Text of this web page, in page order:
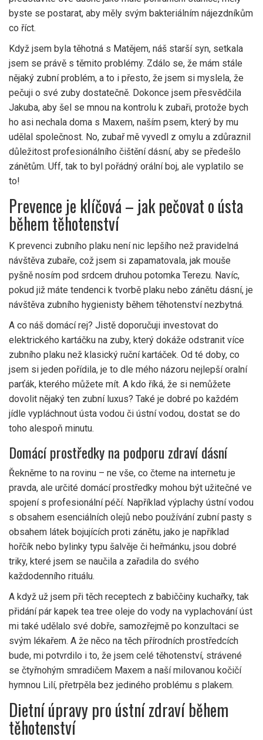
byste se postarat, aby měly svým bakteriálním nájezdníkům
co říct.
Když jsem byla těhotná s Matějem, náš starší syn, setkala
jsem se právě s těmito problémy. Zdálo se, že mám stále
nějaký zubní problém, a to i přesto, že jsem si myslela, že
pečuji o své zuby dostatečně. Dokonce jsem přesvědčila
Jakuba, aby šel se mnou na kontrolu k zubaři, protože bych
ho asi nechala doma s Maxem, naším psem, který by mu
udělal společnost. No, zubař mě vyvedl z omylu a zdůraznil
důležitost profesionálního čištění dásní, aby se předešlo
zánětům. Uff, tak to byl pořádný orální boj, ale vyplatilo se
to!
Prevence je klíčová – jak pečovat o ústa
během těhotenství
K prevenci zubního plaku není nic lepšího než pravidelná
návštěva zubaře, což jsem si zapamatovala, jak mouše
pyšně nosím pod srdcem druhou potomka Terezu. Navíc,
pokud již máte tendenci k tvorbě plaku nebo zánětu dásní, je
návštěva zubního hygienisty během těhotenství nezbytná.
A co náš domácí rej? Jistě doporučuji investovat do
elektrického kartáčku na zuby, který dokáže odstranit více
zubního plaku než klasický ruční kartáček. Od té doby, co
jsem si jeden pořídila, je to dle mého názoru nejlepší oralní
parťák, kterého můžete mít. A kdo říká, že si nemůžete
dovolit nějaký ten zubní luxus? Také je dobré po každém
jídle vypláchnout ústa vodou či ústní vodou, dostat se do
toho alespoň minutu.
Domácí prostředky na podporu zdraví dásní
Řekněme to na rovinu – ne vše, co čteme na internetu je
pravda, ale určité domácí prostředky mohou být užitečné ve
spojení s profesionální péčí. Například výplachy ústní vodou
s obsahem esenciálních olejů nebo používání zubní pasty s
obsahem látek bojujících proti zánětu, jako je například
hořčík nebo bylinky typu šalvěje či heřmánku, jsou dobré
triky, které jsem se naučila a zařadila do svého
každodenního rituálu.
A když už jsem při těch receptech z babiččiny kuchařky, tak
přidání pár kapek tea tree oleje do vody na vyplachování úst
mi také udělalo své dobře, samozřejmě po konzultaci se
svým lékařem. A že něco na těch přírodních prostředcích
bude, mi potvrdilo i to, že jsem celé těhotenství, strávené
se čtyřnohým smradičem Maxem a naší milovanou kočičí
hymnou Lilí, přetrpěla bez jediného problému s plakem.
Dietní úpravy pro ústní zdraví během
těhotenství